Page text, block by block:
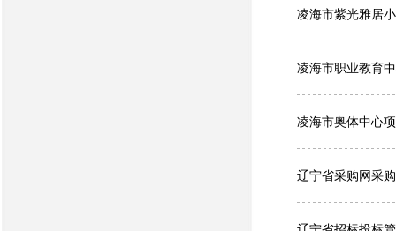
凌海市紫光雅居
凌海市职业教育
凌海市奥体中心
辽宁省采购网采